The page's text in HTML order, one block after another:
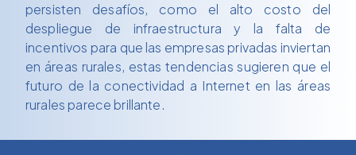
persisten desafíos, como el alto costo del
despliegue de infraestructura y la falta de
incentivos para que las empresas privadas inviertan
en áreas rurales, estas tendencias sugieren que el
futuro de la conectividad a Internet en las áreas
rurales parece brillante.